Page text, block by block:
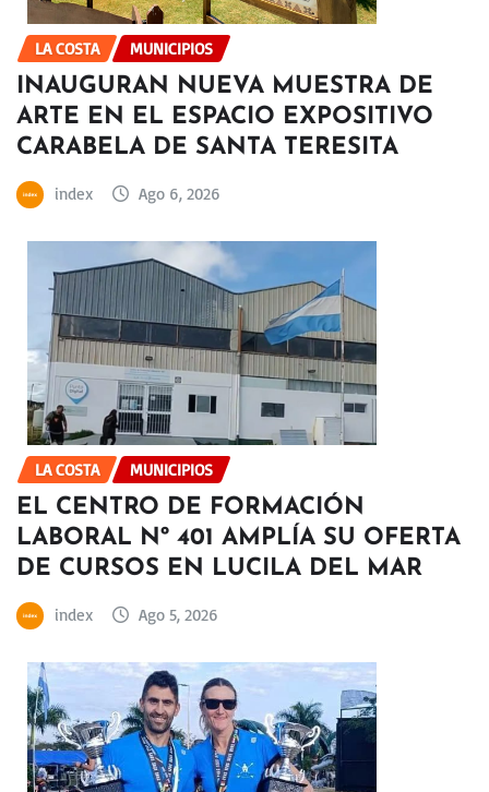
LA COSTA MUNICIPIOS
INAUGURAN NUEVA MUESTRA DE
ARTE EN EL ESPACIO EXPOSITIVO
CARABELA DE SANTA TERESITA
index Ago 6, 2026
LA COSTA MUNICIPIOS
EL CENTRO DE FORMACIÓN
LABORAL Nº 401 AMPLÍA SU OFERTA
DE CURSOS EN LUCILA DEL MAR
index Ago 5, 2026